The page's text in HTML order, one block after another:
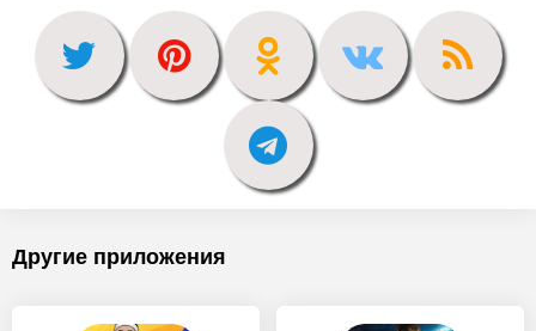
Другие приложения